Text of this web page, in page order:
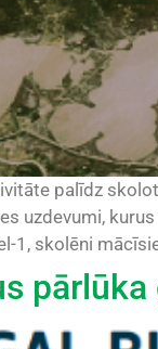
palīdz
uzdevumi,
1, skolēni